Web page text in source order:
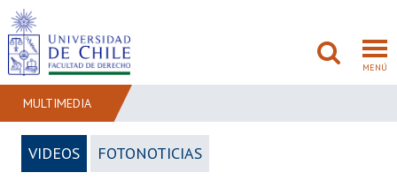
MENÚ
FACULTAD
MULTIMEDIA
VIDEOS FOTONOTICIAS